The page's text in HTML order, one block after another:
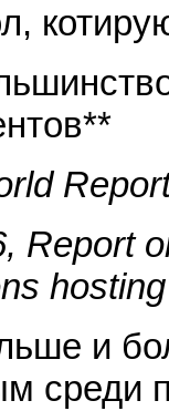
Report
и
среди